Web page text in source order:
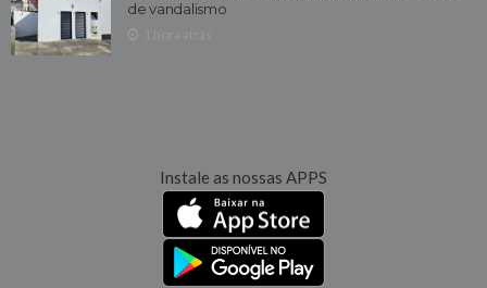
de vandalismo
Instale as nossas APPS